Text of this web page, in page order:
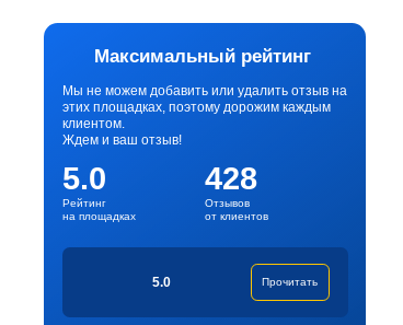
Максимальный рейтинг
Мы не можем добавить или удалить отзыв на
этих площадках, поэтому дорожим каждым
клиентом.
Ждем и ваш отзыв!
5.0
Рейтинг
на площадках
428
Отзывов
от клиентов
5.0 Прочитать